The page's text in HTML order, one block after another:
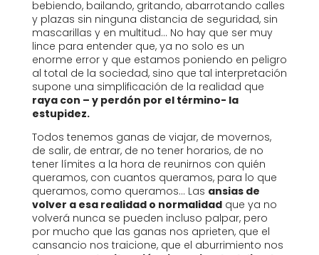
bebiendo, bailando, gritando, abarrotando calles
y plazas sin ninguna distancia de seguridad, sin
mascarillas y en multitud… No hay que ser muy
lince para entender que, ya no solo es un
enorme error y que estamos poniendo en peligro
al total de la sociedad, sino que tal interpretación
supone una simplificación de la realidad que
raya con – y perdón por el término- la
estupidez.
Todos tenemos ganas de viajar, de movernos,
de salir, de entrar, de no tener horarios, de no
tener límites a la hora de reunirnos con quién
queramos, con cuantos queramos, para lo que
queramos, como queramos… Las ansias de
volver a esa realidad o normalidadque ya no
volverá nunca se pueden incluso palpar, pero
por mucho que las ganas nos aprieten, que el
cansancio nos traicione, que el aburrimiento nos